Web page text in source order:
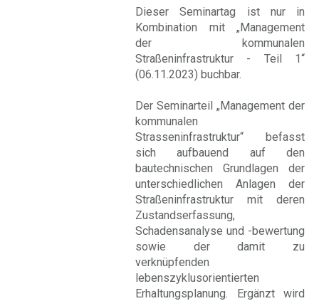
Dieser Seminartag ist nur in
Kombination mit „Management
der kommunalen
Straßeninfrastruktur - Teil 1“
(06.11.2023) buchbar.
Der Seminarteil „Management der
kommunalen
Strasseninfrastruktur“ befasst
sich aufbauend auf den
bautechnischen Grundlagen der
unterschiedlichen Anlagen der
Straßeninfrastruktur mit deren
Zustandserfassung,
Schadensanalyse und -bewertung
sowie der damit zu
verknüpfenden
lebenszyklusorientierten
Erhaltungsplanung. Ergänzt wird